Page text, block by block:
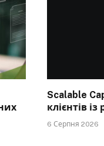
Scalable
клієнтів
6 Серпня 2026